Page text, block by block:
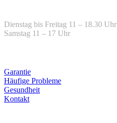
Dienstag bis Freitag 11 – 18.30 Uhr
Samstag 11 – 17 Uhr
Garantie
Häufige Probleme
Gesundheit
Kontakt